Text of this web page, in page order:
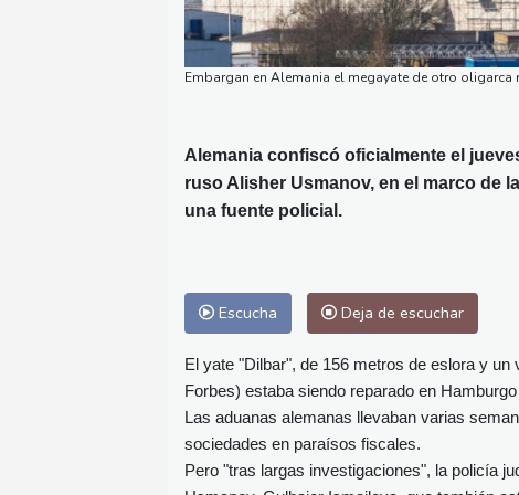
Embargan en Alemania el megayate de otro
Alemania confiscó oficialmente el
ruso Alisher Usmanov, en el marco de
una fuente policial.
Escucha Deja de escuchar
El yate "Dilbar", de 156 metros de eslora y
Forbes) estaba siendo reparado en
Las aduanas alemanas llevaban varias
sociedades en paraísos fiscales.
Pero "tras largas investigaciones", la policía